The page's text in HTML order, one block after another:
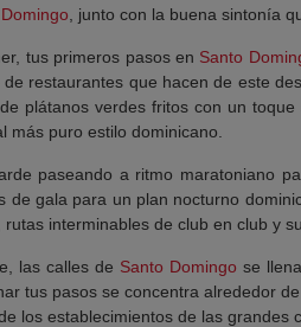
, junto con la buena sintonía
tus primeros pasos en Santo
restaurantes que hacen de este
plátanos verdes fritos con un
más puro estilo dominicano.
paseando a ritmo maratoniano
de gala para un plan nocturno
rutas interminables de club en club y
las calles de Santo Domingo se
tus pasos se concentra alrededor
los establecimientos de las grandes